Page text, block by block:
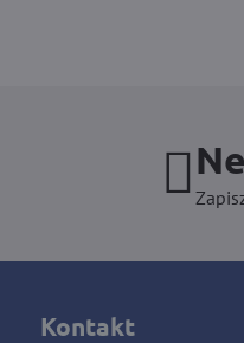
Kontakt